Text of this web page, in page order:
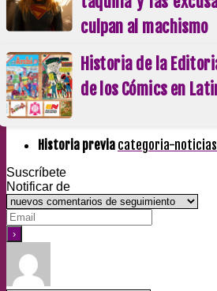
culpan al machismo
Historia de la
de los Cómics en
Historia previa categoria-
Suscríbete
Notificar de